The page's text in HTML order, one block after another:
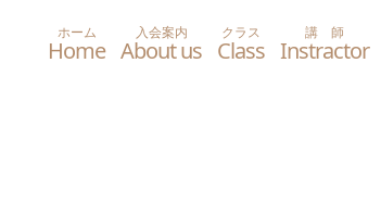
ホーム 入会案内 クラス 講 師